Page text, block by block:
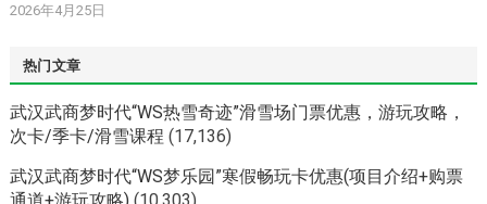
2026年4月25日
热门文章
武汉武商梦时代“WS热雪奇迹”滑雪场门票优惠，游玩攻略，
次卡/季卡/滑雪课程 (17,136)
武汉武商梦时代“WS梦乐园”寒假畅玩卡优惠(项目介绍+购票